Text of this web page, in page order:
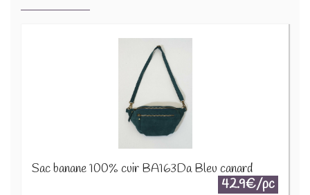
Sac banane 100% cuir BA163Da Bleu canard
42.9€/pc